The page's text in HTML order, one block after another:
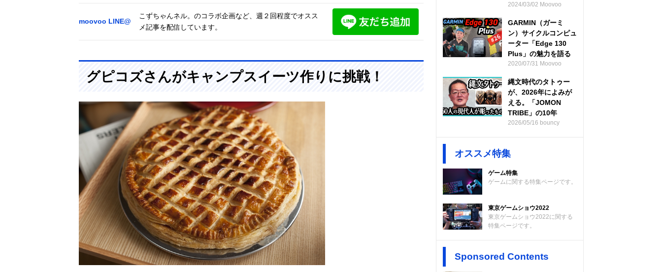
moovoo LINE@
こずちゃんネル。のコラボ企画など、週２回程度でオスス
メ記事を配信しています。
グピコズさんがキャンプスイーツ作りに挑戦！
2024/03/02 Moovoo
GARMIN（ガーミ
ン）サイクルコンピュ
ーター「Edge 130
Plus」の魅力を語る
2020/07/31 Moovoo
縄文時代のタトゥー
が、2026年によみが
える。「JOMON
TRIBE」の10年
2026/05/16 bouncy
オススメ特集
ゲーム特集
ゲームに関する特集ページです。
東京ゲームショウ2022
東京ゲームショウ2022に関する
特集ページです。
Sponsored Contents